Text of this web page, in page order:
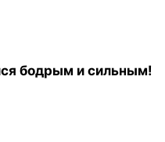
бодрым и сильным!